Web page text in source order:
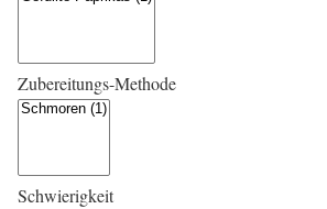
Zubereitungs-Methode
Schwierigkeit